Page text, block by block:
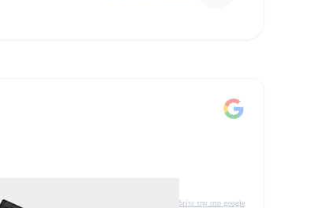
δείτε την στο google